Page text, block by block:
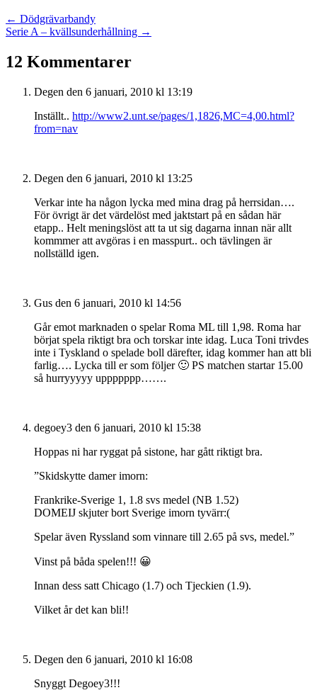
Posts
navigation
← Dödgrävarbandy
Serie A – kvällsunderhållning →
12 Kommentarer
Degen den 6 januari, 2010 kl 13:19
Inställt.. http://www2.unt.se/pages/1,1826,MC=4,00.html?
from=nav
Degen den 6 januari, 2010 kl 13:25
Verkar inte ha någon lycka med mina drag på herrsidan….
För övrigt är det värdelöst med jaktstart på en sådan här
etapp.. Helt meningslöst att ta ut sig dagarna innan när allt
kommmer att avgöras i en masspurt.. och tävlingen är
nollställd igen.
Gus den 6 januari, 2010 kl 14:56
Går emot marknaden o spelar Roma ML till 1,98. Roma har
börjat spela riktigt bra och torskar inte idag. Luca Toni trivdes
inte i Tyskland o spelade boll därefter, idag kommer han att bli
farlig…. Lycka till er som följer 🙂 PS matchen startar 15.00
så hurryyyyy uppppppp…….
degoey3 den 6 januari, 2010 kl 15:38
Hoppas ni har ryggat på sistone, har gått riktigt bra.
”Skidskytte damer imorn:
Frankrike-Sverige 1, 1.8 svs medel (NB 1.52)
DOMEIJ skjuter bort Sverige imorn tyvärr:(
Spelar även Ryssland som vinnare till 2.65 på svs, medel.”
Vinst på båda spelen!!! 😀
Innan dess satt Chicago (1.7) och Tjeckien (1.9).
Vilket år det kan bli!!
Degen den 6 januari, 2010 kl 16:08
Snyggt Degoey3!!!